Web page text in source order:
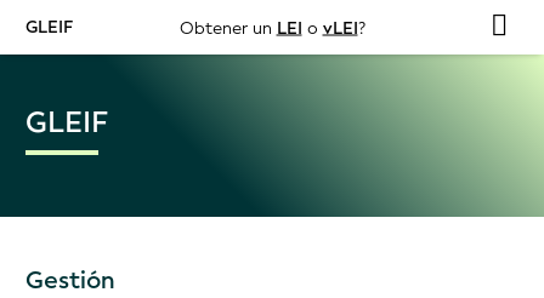
GLEIF Obtener un LEI o vLEI?
GLEIF
Gestión